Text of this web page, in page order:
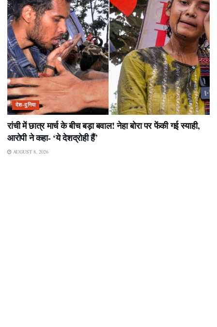
देश-दुनिया
रांची में छात्र मार्च के बीच बड़ा बवाल! नेहा बोरा पर फेंकी गई स्याही,
आरोपी ने कहा- ‘ये देशद्रोही हैं’
AUGUST 8, 2026